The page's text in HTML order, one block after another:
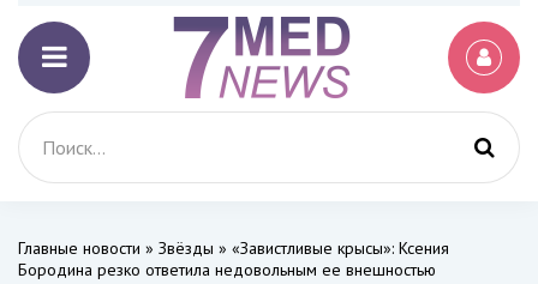
Главные новости » Звёзды » «Завистливые крысы»: Ксения
Бородина резко ответила недовольным ее внешностью